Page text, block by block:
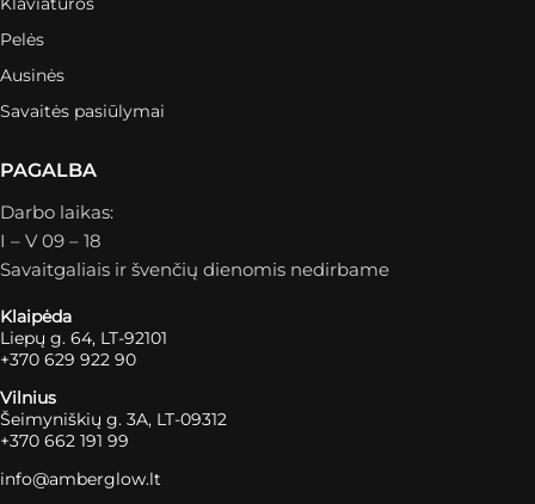
Pelės
Ausinės
Savaitės pasiūlymai
PAGALBA
Darbo laikas:
I – V 09 – 18
Savaitgaliais ir švenčių dienomis nedirbame
Klaipėda
Liepų g. 64, LT-92101
+370 629 922 90
Vilnius
Šeimyniškių g. 3A, LT-09312
+370 662 191 99
info@amberglow.lt